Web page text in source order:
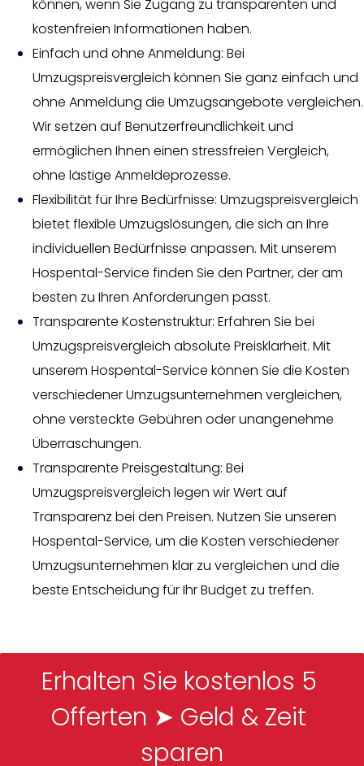
können, wenn Sie Zugang zu transparenten und
kostenfreien Informationen haben.
Einfach und ohne Anmeldung: Bei
Umzugspreisvergleich können Sie ganz einfach und
ohne Anmeldung die Umzugsangebote vergleichen.
Wir setzen auf Benutzerfreundlichkeit und
ermöglichen Ihnen einen stressfreien Vergleich,
ohne lästige Anmeldeprozesse.
Flexibilität für Ihre Bedürfnisse: Umzugspreisvergleich
bietet flexible Umzugslösungen, die sich an Ihre
individuellen Bedürfnisse anpassen. Mit unserem
Hospental-Service finden Sie den Partner, der am
besten zu Ihren Anforderungen passt.
Transparente Kostenstruktur: Erfahren Sie bei
Umzugspreisvergleich absolute Preisklarheit. Mit
unserem Hospental-Service können Sie die Kosten
verschiedener Umzugsunternehmen vergleichen,
ohne versteckte Gebühren oder unangenehme
Überraschungen.
Transparente Preisgestaltung: Bei
Umzugspreisvergleich legen wir Wert auf
Transparenz bei den Preisen. Nutzen Sie unseren
Hospental-Service, um die Kosten verschiedener
Umzugsunternehmen klar zu vergleichen und die
beste Entscheidung für Ihr Budget zu treffen.
Erhalten Sie kostenlos 5
Offerten ➤ Geld & Zeit
sparen